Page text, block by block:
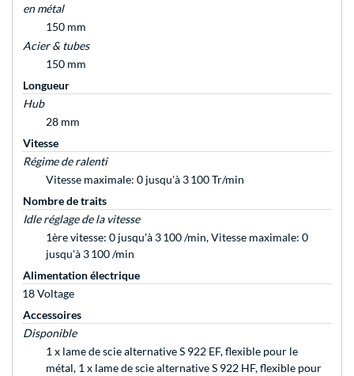
en métal
150 mm
Acier & tubes
150 mm
Longueur
Hub
28 mm
Vitesse
Régime de ralenti
Vitesse maximale: 0 jusqu'à 3 100 Tr/min
Nombre de traits
Idle réglage de la vitesse
1ère vitesse: 0 jusqu'à 3 100 /min, Vitesse maximale: 0
jusqu'à 3 100 /min
Alimentation électrique
18 Voltage
Accessoires
Disponible
1 x lame de scie alternative S 922 EF, flexible pour le
métal, 1 x lame de scie alternative S 922 HF, flexible pour